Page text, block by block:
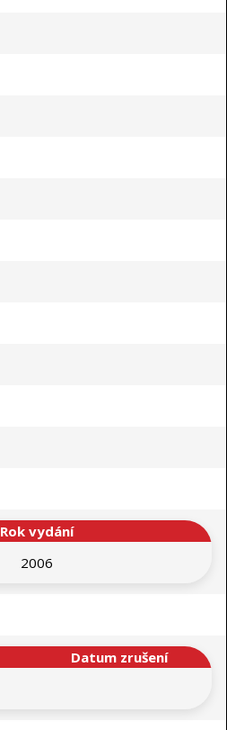
Rok vydání
2006
Datum zrušení